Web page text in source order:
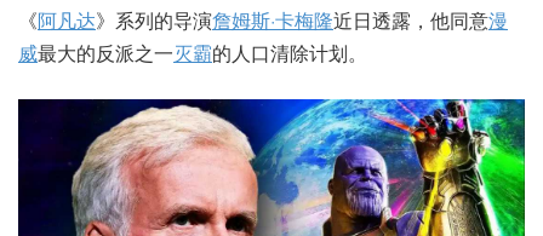
《阿凡达》系列的导演詹姆斯·卡梅隆近日透露，他同意漫
威最大的反派之一灭霸的人口清除计划。